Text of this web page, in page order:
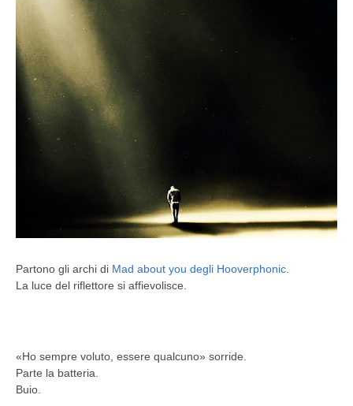
Partono gli archi di Mad about you degli Hooverphonic
La luce del riflettore si affievolisce.
«Ho sempre voluto, essere qualcuno» sorride.
Parte la batteria.
Buio.